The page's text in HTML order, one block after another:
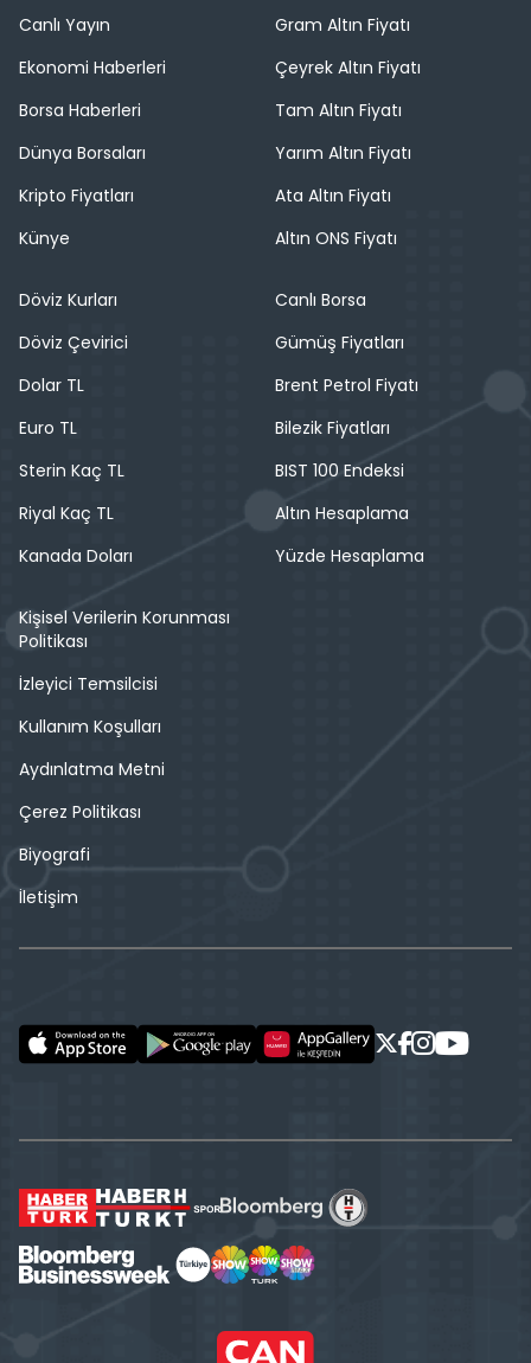
Canlı Yayın
Ekonomi Haberleri
Borsa Haberleri
Dünya Borsaları
Kripto Fiyatları
Künye
Gram Altın Fiyatı
Çeyrek Altın Fiyatı
Tam Altın Fiyatı
Yarım Altın Fiyatı
Ata Altın Fiyatı
Altın ONS Fiyatı
Döviz Kurları
Döviz Çevirici
Dolar TL
Euro TL
Sterin Kaç TL
Riyal Kaç TL
Kanada Doları
Canlı Borsa
Gümüş Fiyatları
Brent Petrol Fiyatı
Bilezik Fiyatları
BIST 100 Endeksi
Altın Hesaplama
Yüzde Hesaplama
Kişisel Verilerin Korunması
Politikası
İzleyici Temsilcisi
Kullanım Koşulları
Aydınlatma Metni
Çerez Politikası
Biyografi
İletişim